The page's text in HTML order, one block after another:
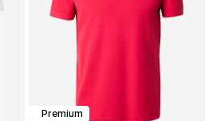
Premium